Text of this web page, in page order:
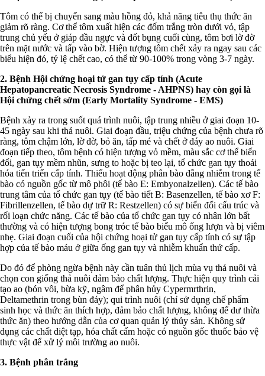
Tôm có thể bị chuyển sang màu hồng đỏ, khả năng tiêu thụ thức ăn
giảm rõ ràng. Cơ thể tôm xuất hiện các đốm trắng tròn dưới vỏ, tập
trung chủ yếu ở giáp đầu ngực và đốt bụng cuối cùng, tôm bơi lờ đờ
trên mặt nước và tấp vào bờ. Hiện tượng tôm chết xảy ra ngay sau các
biểu hiện đó, tỷ lệ chết cao, có thể từ 90-100% trong vòng 3-7 ngày.
2. Bệnh Hội chứng hoại tử gan tụy cấp tính (Acute
Hepatopancreatic Necrosis Syndrome - AHPNS) hay còn gọi là
Hội chứng chết sớm (Early Mortality Syndrome - EMS)
Bệnh xảy ra trong suốt quá trình nuôi, tập trung nhiều ở giai đoạn 10-
45 ngày sau khi thả nuôi. Giai đoạn đầu, triệu chứng của bệnh chưa rõ
ràng, tôm chậm lớn, lờ đờ, bỏ ăn, tấp mé và chết ở đáy ao nuôi. Giai
đoạn tiếp theo, tôm bệnh có hiện tượng vỏ mềm, màu sắc cơ thể biến
đổi, gan tụy mềm nhũn, sưng to hoặc bị teo lại, tổ chức gan tụy thoái
hóa tiến triển cấp tính. Thiếu hoạt động phân bào đẳng nhiễm trong tế
bào có nguồn gốc từ mô phôi (tế bào E: Embyonalzellen). Các tế bào
trung tâm của tổ chức gan tụy (tế bào tiết B: Basenzellen, tế bào xơ F:
Fibrillenzellen, tế bào dự trữ R: Restzellen) có sự biến đổi cấu trúc và
rối loạn chức năng. Các tế bào của tổ chức gan tụy có nhân lớn bất
thường và có hiện tượng bong tróc tế bào biểu mô ống lượn và bị viêm
nhẹ. Giai đoạn cuối của hội chứng hoại tử gan tụy cấp tính có sự tập
hợp của tế bào máu ở giữa ống gan tụy và nhiễm khuẩn thứ cấp.
Do đó để phòng ngừa bệnh này cần tuân thủ lịch mùa vụ thả nuôi và
chọn con giống thả nuôi đảm bảo chất lượng. Thực hiện quy trình cải
tạo ao (bón vôi, bừa kỹ, ngâm để phân hủy Cypermrthrin,
Deltamethrin trong bùn đáy); qui trình nuôi (chỉ sử dụng chế phẩm
sinh học và thức ăn thích hợp, đảm bảo chất lượng, không để dư thừa
thức ăn) theo hướng dẫn của cơ quan quản lý thủy sản. Không sử
dụng các chất diệt tạp, hóa chất cấm hoặc có nguồn gốc thuốc bảo vệ
thực vật để xử lý môi trường ao nuôi.
3. Bệnh phân trắng